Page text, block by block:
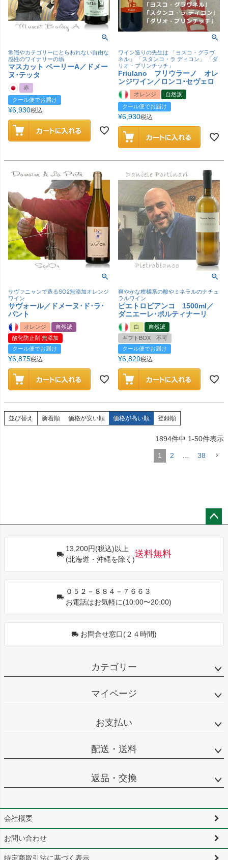
常識やカテゴリーにとらわれない自由な
感性のワイナリーの垢
マスカット ベーリーA／ドメー
ヌ･テッタ
赤
クール便でお届け
¥6,930税込
ワイン造りの先生は 「ヨスコ・グラヴ
ネル」 「スタンコ・ラ ディコン」 「ダ
リオ・プリンチッチ」
Friulano フリウラーノ オレ
ンジワイン／ロンコ･セヴェロ
オレンジ
自然派
クール便でお届け
¥6,930税込
サヴァニャンで造るSO2無添加オレンジ
ワイン
サヴォール／ドメーヌ･ド･ラ･
パント
オレンジ
自然派
酸化防止剤 無添加
クール便でお届け
¥6,875税込
爽やかな柑橘系の酸やミネラルのナチュ
ラルワイン
ピエトロビアンコ 1500ml／
ダニエーレ･ポルティナーリ
白
自然派
ギフトBOX 不可
クール便でお届け
¥6,820税込
並び替え 新着順 価格が安い順 価格が高い順 登録順
1894件中 1-50件表示
1 2 38
13,200円(税込)以上
(北海道・沖縄を除く)
送料無料
０５２－８８４－７６６３
お電話はお気軽に(10:00〜20:00)
お問合せ窓口(２４時間)
カテゴリー
マイページ
お支払い
配送・送料
返品・交換
会社概要
お問い合わせ
特定商取引法に基づく表示